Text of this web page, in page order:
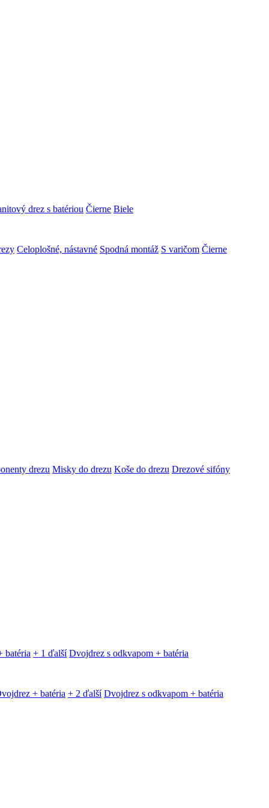
drez s batériou Čierne Biele
Celoplošné, nástavné Spodná montáž S varičom Čierne
drezu Misky do drezu Koše do drezu Drezové sifóny
batéria + 1 ďalší Dvojdrez s odkvapom + batéria
+ batéria + 2 ďalší Dvojdrez s odkvapom + batéria